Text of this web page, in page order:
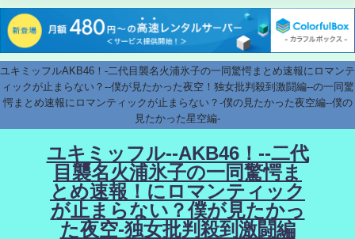
ユキミッフルAKB46！-二代目襲名火浦氷子の一同驚愕まとめ速報にロマンテ
ィックが止まらない？--僕が見たかった夜空！独女批判殺到激闘編--の一同驚
愕まとめ速報にロマンティックが止まらない？-僕の見たかった夜空編--僕の
見たかった星空編-
ユキミッフル--AKB46！--二代
目襲名火浦氷子の一同驚愕ま
とめ速報！にロマンティック
が止まらない？僕が見たかっ
た夜空-独女批判殺到激闘編